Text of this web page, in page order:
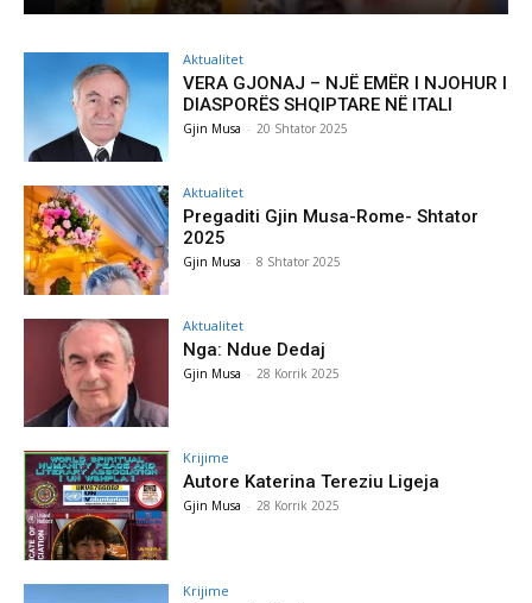
Aktualitet
VERA GJONAJ – NJË EMËR I NJOHUR I
DIASPORËS SHQIPTARE NË ITALI
Gjin Musa - 20 Shtator 2025
Aktualitet
Pregaditi Gjin Musa-Rome- Shtator
2025
Gjin Musa - 8 Shtator 2025
Aktualitet
Nga: Ndue Dedaj
Gjin Musa - 28 Korrik 2025
Krijime
Autore Katerina Tereziu Ligeja
Gjin Musa - 28 Korrik 2025
Krijime